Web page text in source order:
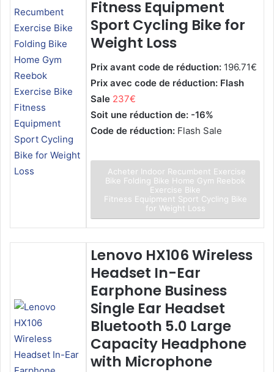
Fitness Equipment
Sport Cycling Bike for
Weight Loss
Prix avant code de réduction: 196.71€
Prix avec code de réduction: Flash
Sale 237€
Soit une réduction de: -16%
Code de réduction: Flash Sale
Acheter Indoor Recumbent Exercise
Bike Folding Bike Home Gym Reebok
Exercise Bike
Fitness Equipment Sport Cycling Bike
for Weight Loss
Lenovo HX106 Wireless
Headset In-Ear
Earphone Business
Single Ear Headset
Bluetooth 5.0 Large
Capacity Headphone
with Microphone